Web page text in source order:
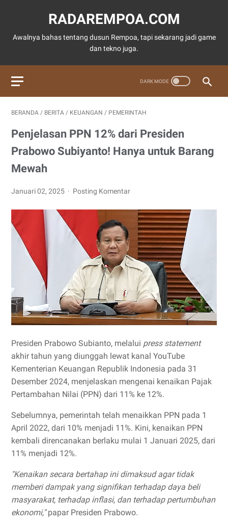
RADAREMPOA.COM
Awalnya bahas tentang dusun Rempoa, tapi sekarang jadi game
dan tekno juga.
BERANDA / BERITA / KEUANGAN / PEMERINTAH
Penjelasan PPN 12% dari Presiden
Prabowo Subiyanto! Hanya untuk Barang
Mewah
Januari 02, 2025 Posting Komentar
Presiden Prabowo Subianto, melalui press statement
akhir tahun yang diunggah lewat kanal YouTube
Kementerian Keuangan Republik Indonesia pada 31
Desember 2024, menjelaskan mengenai kenaikan Pajak
Pertambahan Nilai (PPN) dari 11% ke 12%.
Sebelumnya, pemerintah telah menaikkan PPN pada 1
April 2022, dari 10% menjadi 11%. Kini, kenaikan PPN
kembali direncanakan berlaku mulai 1 Januari 2025, dari
11% menjadi 12%.
"Kenaikan secara bertahap ini dimaksud agar tidak
memberi dampak yang signifikan terhadap daya beli
masyarakat, terhadap inflasi, dan terhadap pertumbuhan
ekonomi,"papar Presiden Prabowo.